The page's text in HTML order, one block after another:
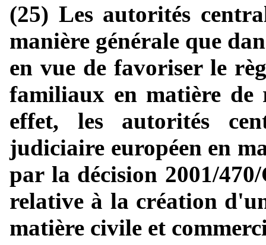
(25) Les autorités
manière générale que
en vue de favoriser le
familiaux en matière de
effet, les autorités
judiciaire européen en
par la décision 2001/
relative à la création
matière civile et